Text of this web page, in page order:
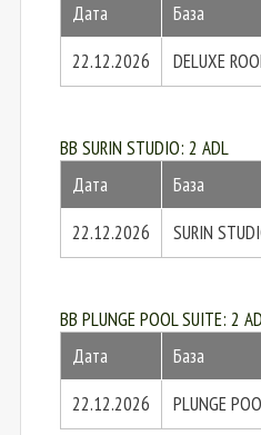
Дата
База
22.12.2026
DELUXE
BB SURIN STUDIO: 2 ADL
Дата
База
22.12.2026
SURIN
BB PLUNGE POOL SUITE: 2
Дата
База
22.12.2026
PLUNGE